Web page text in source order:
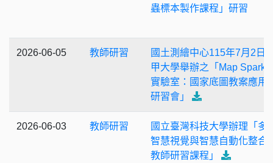
蟲標本製作課程」研習
2026-06-05 教師研習
國土測繪中心115年7月2日
甲大學舉辦之「Map Spark
實驗室：國家底圖教案應用
研習會」
2026-06-03 教師研習
國立臺灣科技大學辦理「多
智慧視覺與智慧自動化整合
教師研習課程」